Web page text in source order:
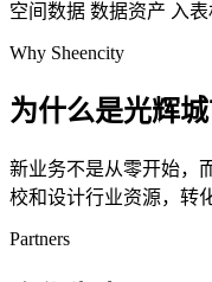
空间数据 数据资产 入
Why Sheencity
为什么是光辉
新业务不是从零开始，
校和设计行业资源，转
Partners